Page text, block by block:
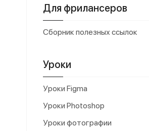
Для фрилансеров
Сборник полезных ссылок
Уроки
Уроки Figma
Уроки Photoshop
Уроки фотографии